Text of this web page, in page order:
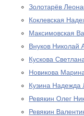
Золотарёв
Коклевская
Максимовская
Внуков Николай
Кускова
Новикова
Кузина Надежда
Ревякин Олег
Ревякин